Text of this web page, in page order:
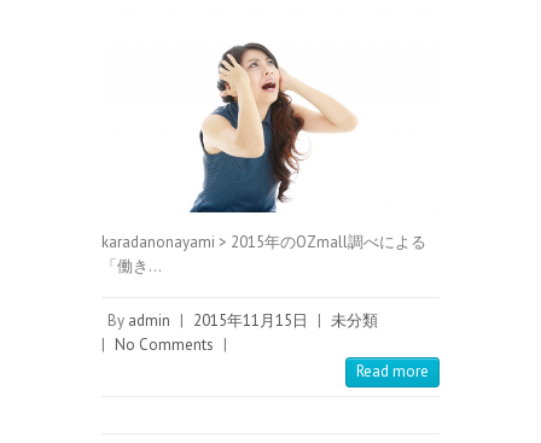
karadanonayami > 2015年のOZmall調べによる
「働き…
By admin | 2015年11月15日 | 未分類
| No Comments |
Read more